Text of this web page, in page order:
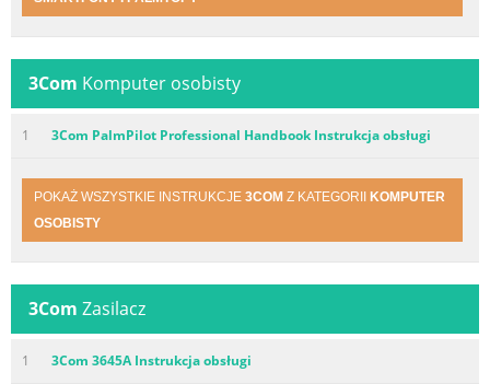
3Com Komputer osobisty
1 3Com PalmPilot Professional Handbook Instrukcja obsługi
POKAŻ WSZYSTKIE INSTRUKCJE 3COM Z KATEGORII
KOMPUTER
OSOBISTY
3Com Zasilacz
1 3Com 3645A Instrukcja obsługi